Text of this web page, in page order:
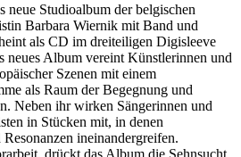
neue Studioalbum der belgischen
Barbara Wiernik mit Band und
als CD im dreiteiligen Digisleeve
neues Album vereint Künstlerinnen und
Szenen mit einem
als Raum der Begegnung und
Neben ihr wirken Sängerinnen und
in Stücken mit, in denen
ineinandergreifen.
drückt das Album die Sehnsucht